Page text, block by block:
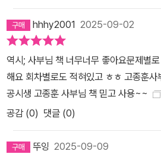
hhhy2001 2025-09-02
역시; 사부님 책 너무너무 좋아요문제별
해요 회차별로도 적혀있고 ㅎㅎ 고종훈
공시생 고종훈 사부님 책 믿고 사용~~
공감 (0) 댓글 (0)
뚜잉 2025-09-09